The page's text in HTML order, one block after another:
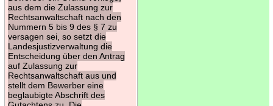
aus dem die Zulassung zur
Rechtsanwaltschaft nach den
Nummern 5 bis 9 des § 7 zu
versagen sei, so setzt die
Landesjustizverwaltung die
Entscheidung über den Antrag
auf Zulassung zur
Rechtsanwaltschaft aus und
stellt dem Bewerber eine
beglaubigte Abschrift des